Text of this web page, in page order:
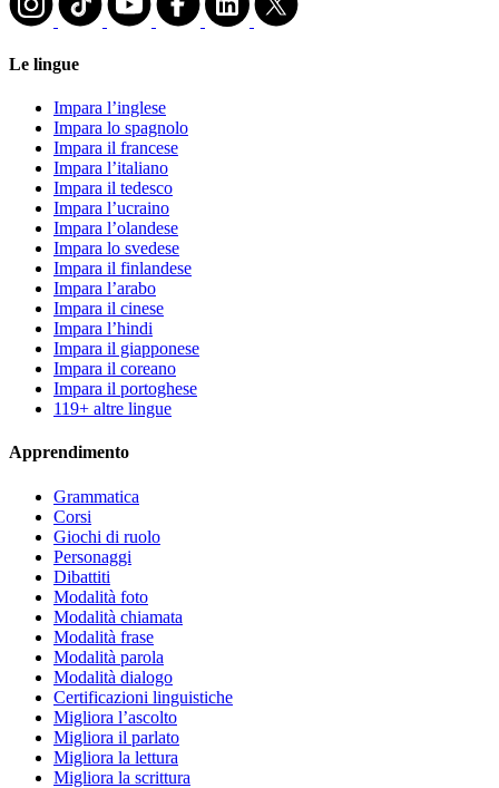
Le lingue
Impara l’inglese
Impara lo spagnolo
Impara il francese
Impara l’italiano
Impara il tedesco
Impara l’ucraino
Impara l’olandese
Impara lo svedese
Impara il finlandese
Impara l’arabo
Impara il cinese
Impara l’hindi
Impara il giapponese
Impara il coreano
Impara il portoghese
119+ altre lingue
Apprendimento
Grammatica
Corsi
Giochi di ruolo
Personaggi
Dibattiti
Modalità foto
Modalità chiamata
Modalità frase
Modalità parola
Modalità dialogo
Certificazioni linguistiche
Migliora l’ascolto
Migliora il parlato
Migliora la lettura
Migliora la scrittura